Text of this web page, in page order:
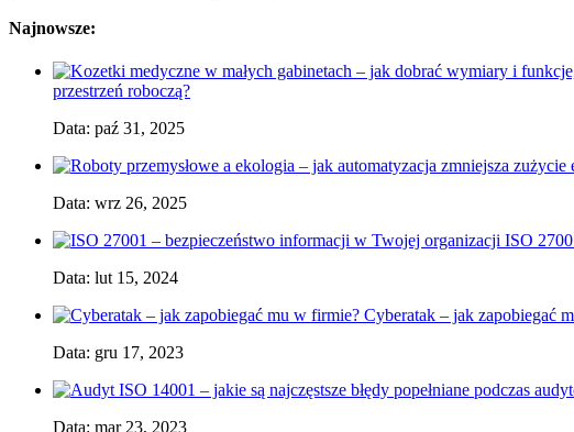
Najnowsze:
przestrzeń roboczą?
Data: paź 31, 2025
Data: wrz 26, 2025
ISO
Data: lut 15, 2024
Cyberatak – jak zapobiegać
Data: gru 17, 2023
Data: mar 23, 2023